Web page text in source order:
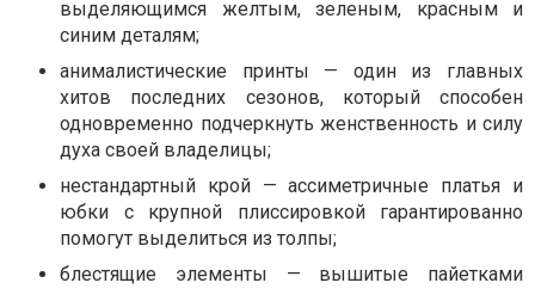
выделяющимся желтым, зеленым, красным и
синим деталям;
анималистические принты — один из главных
хитов последних сезонов, который способен
одновременно подчеркнуть женственность и силу
духа своей владелицы;
нестандартный крой — ассиметричные платья и
юбки с крупной плиссировкой гарантированно
помогут выделиться из толпы;
блестящие элементы — вышитые пайетками